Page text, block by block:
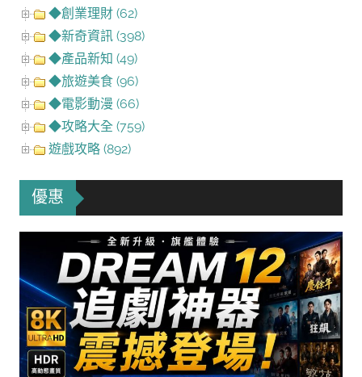
◆創業理財 (62)
◆新奇資訊 (398)
◆產品新知 (49)
◆旅遊美食 (96)
◆電影動漫 (66)
◆攻略大全 (759)
遊戲攻略 (892)
優惠